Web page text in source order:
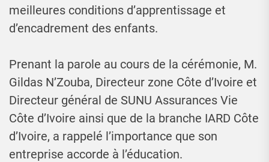
meilleures conditions d’apprentissage et
d’encadrement des enfants.
Prenant la parole au cours de la cérémonie, M.
Gildas N’Zouba, Directeur zone Côte d’Ivoire et
Directeur général de SUNU Assurances Vie
Côte d’Ivoire ainsi que de la branche IARD Côte
d’Ivoire, a rappelé l’importance que son
entreprise accorde à l’éducation.